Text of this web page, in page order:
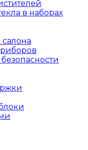
в наборах